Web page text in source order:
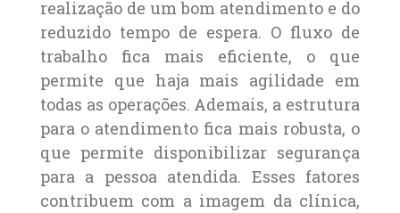
realização de um bom atendimento e do
reduzido tempo de espera. O fluxo de
trabalho fica mais eficiente, o que
permite que haja mais agilidade em
todas as operações. Ademais, a estrutura
para o atendimento fica mais robusta, o
que permite disponibilizar segurança
para a pessoa atendida. Esses fatores
contribuem com a imagem da clínica,